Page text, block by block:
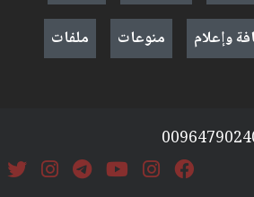
وإعلام منوعات ملفات